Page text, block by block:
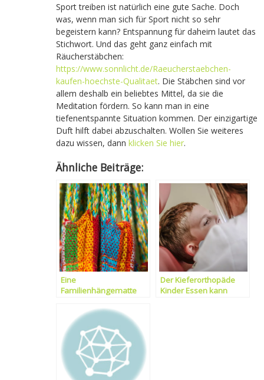
Sport treiben ist natürlich eine gute Sache. Doch
was, wenn man sich für Sport nicht so sehr
begeistern kann? Entspannung für daheim lautet das
Stichwort. Und das geht ganz einfach mit
Räucherstäbchen:
https://www.sonnlicht.de/Raeucherstaebchen-
kaufen-hoechste-Qualitaet. Die Stäbchen sind vor
allem deshalb ein beliebtes Mittel, da sie die
Meditation fördern. So kann man in eine
tiefenentspannte Situation kommen. Der einzigartige
Duft hilft dabei abzuschalten. Wollen Sie weiteres
dazu wissen, dann klicken Sie hier.
Ähnliche Beiträge:
Eine
Familienhängematte
Der Kieferorthopäde
Kinder Essen kann